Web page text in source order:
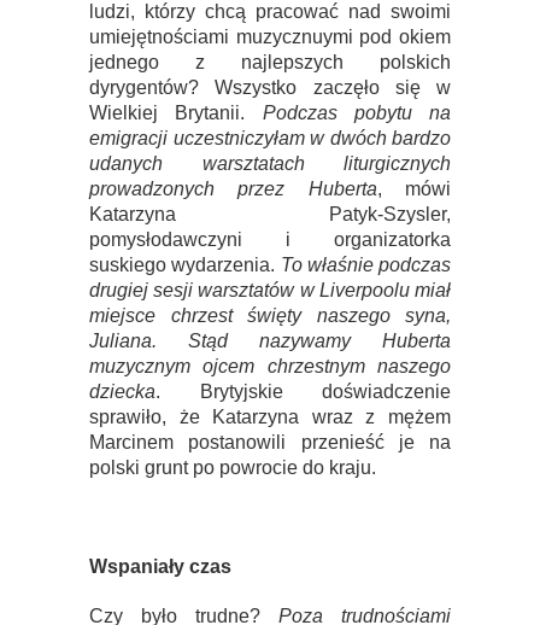
ludzi, którzy chcą pracować nad swoimi
umiejętnościami muzycznuymi pod okiem
jednego z najlepszych polskich
dyrygentów? Wszystko zaczęło się w
Wielkiej Brytanii. Podczas pobytu na
emigracji uczestniczyłam w dwóch bardzo
udanych warsztatach liturgicznych
prowadzonych przez Huberta, mówi
Katarzyna Patyk-Szysler,
pomysłodawczyni i organizatorka
suskiego wydarzenia. To właśnie podczas
drugiej sesji warsztatów w Liverpoolu miał
miejsce chrzest święty naszego syna,
Juliana. Stąd nazywamy Huberta
muzycznym ojcem chrzestnym naszego
dziecka. Brytyjskie doświadczenie
sprawiło, że Katarzyna wraz z mężem
Marcinem postanowili przenieść je na
polski grunt po powrocie do kraju.
Wspaniały czas
Czy było trudne? Poza trudnościami